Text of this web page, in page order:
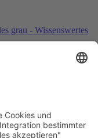
grau - Wissenswertes